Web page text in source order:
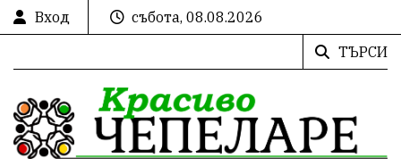
Вход
събота, 08.08.2026
ТЪРСИ